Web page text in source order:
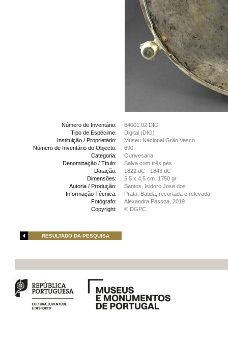
Número de Inventário:
64001.02 DIG
Tipo de Espécime:
Digital (DIG)
Instituição / Proprietário:
Museu Nacional Grão Vasco
Número de Inventário do Objecto:
690
Categoria:
Ourivesaria
Denominação / Título:
Salva com três pés
Datação:
1822 dC - 1843 dC
Dimensões:
5,5 x 4,5 cm. 1750 gr
Autoria / Produção:
Santos, Isidoro José dos
Informação Técnica:
Prata. Batida, recortada e relevada
Fotógrafo:
Alexandra Pessoa, 2019
Copyright:
© DGPC
RESULTADO DA PESQUISA